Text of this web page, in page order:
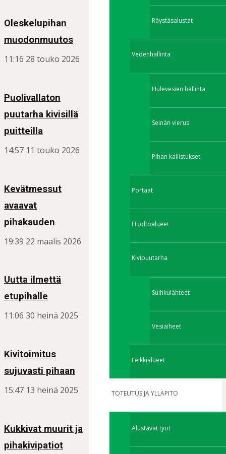
Räystäsalustat
Vedenhallinta
Hulevesien hallinta
Seinän vierus
Pihan kallistukset
Portaat
Huoltoalueet
Kivipuutarha
Suihkulähteet
Vesiaiheet
Leikkialueet
TOTEUTUS JA YLLÄPITO
Alustavat työt
Oleskelupihan
muodonmuutos
11:16 28 touko 2026
Puolivallaton
puutarha kivisillä
puitteilla
14:57 11 touko 2026
Kevätmessut
avaavat
pihakauden
19:39 22 maalis 2026
Uutta ilmettä
etupihalle
11:06 30 heinä 2025
Kivitoimitus
sujuvasti pihaan
15:47 13 heinä 2025
Kukkivat muurit ja
pihakivipatiot